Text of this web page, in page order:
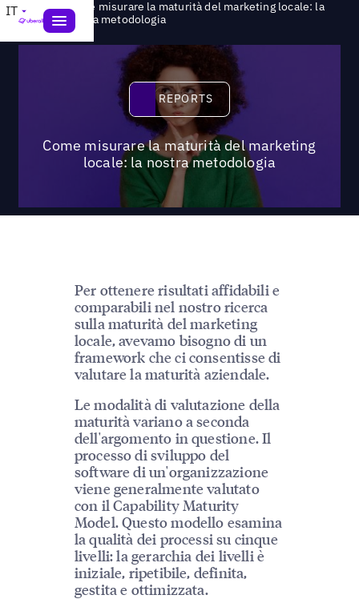
IT Reports>Come misurare la maturità del marketing locale: la
nostra metodologia
Reports
REPORTS
Come misurare la maturità del marketing
locale: la nostra metodologia
Per ottenere risultati affidabili e
comparabili nel nostro ricerca
sulla maturità del marketing
locale, avevamo bisogno di un
framework che ci consentisse di
valutare la maturità aziendale.
Le modalità di valutazione della
maturità variano a seconda
dell'argomento in questione. Il
processo di sviluppo del
software di un'organizzazione
viene generalmente valutato
con il Capability Maturity
Model. Questo modello esamina
la qualità dei processi su cinque
livelli: la gerarchia dei livelli è
iniziale, ripetibile, definita,
gestita e ottimizzata.